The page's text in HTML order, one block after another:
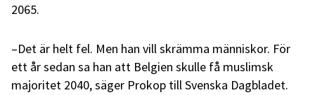
2065.
–Det är helt fel. Men han vill skrämma människor. För
ett år sedan sa han att Belgien skulle få muslimsk
majoritet 2040, säger Prokop till Svenska Dagbladet.